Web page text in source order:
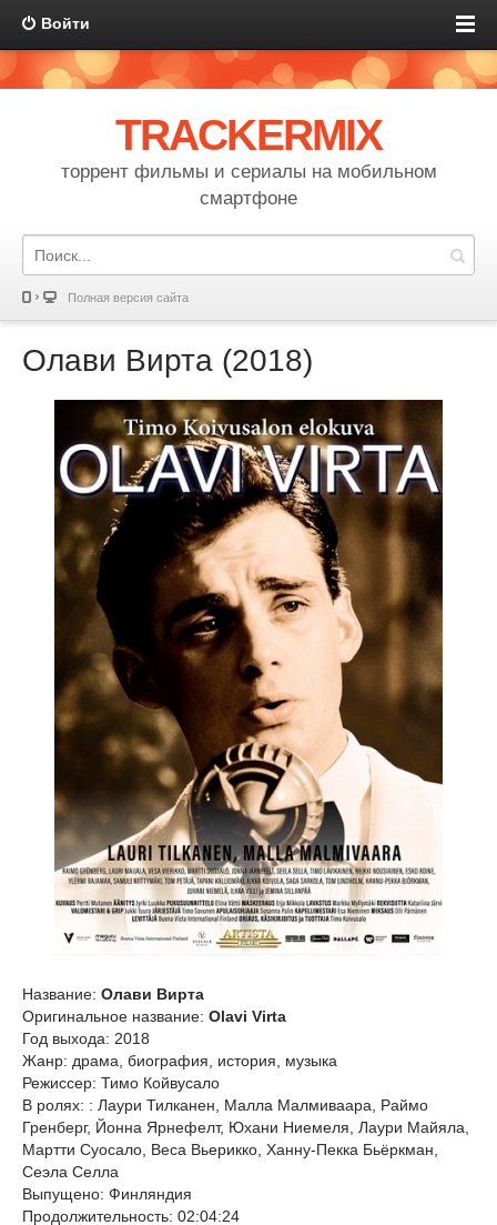
Войти
TRACKERMIX
торрент фильмы и сериалы на мобильном
смартфоне
Полная версия сайта
Олави Вирта (2018)
Название: Олави Вирта
Оригинальное название: Olavi Virta
Год выхода: 2018
Жанр: драма, биография, история, музыка
Режиссер: Тимо Койвусало
В ролях: : Лаури Тилканен, Малла Малмиваара, Раймо
Гренберг, Йонна Ярнефелт, Юхани Ниемеля, Лаури Майяла,
Мартти Суосало, Веса Вьерикко, Ханну-Пекка Бьёркман,
Сеэла Селла
Выпущено: Финляндия
Продолжительность: 02:04:24